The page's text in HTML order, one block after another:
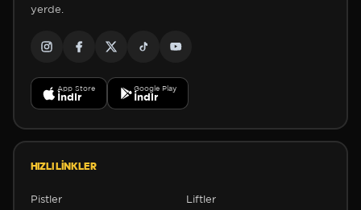
yerde.
App Store
İndir
Google Play
İndir
HIZLI LINKLER
Pistler Liftler